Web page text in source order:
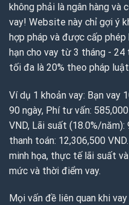
không phải là ngân hàng và
vay! Website này chỉ gợi ý
hợp pháp và được cấp
hạn cho vay từ 3 tháng - 24
tối đa là 20% theo pháp
Ví dụ 1 khoản vay: Bạn vay
90 ngày, Phí tư vấn:
VND, Lãi suất (18.0%/
thanh toán: 12,306,500
minh họa, thực tế lãi suất
mức và thời điểm vay.
Mọi vấn đề liên quan khi